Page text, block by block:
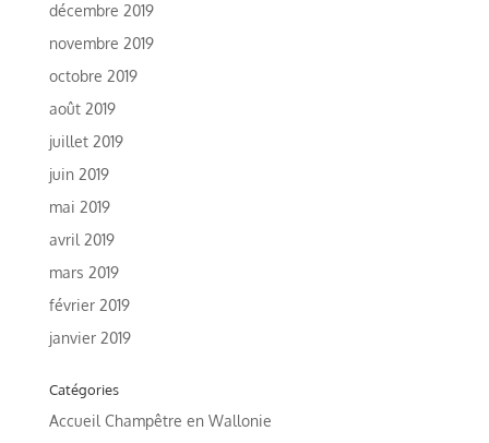
décembre 2019
novembre 2019
octobre 2019
août 2019
juillet 2019
juin 2019
mai 2019
avril 2019
mars 2019
février 2019
janvier 2019
Catégories
Accueil Champêtre en Wallonie